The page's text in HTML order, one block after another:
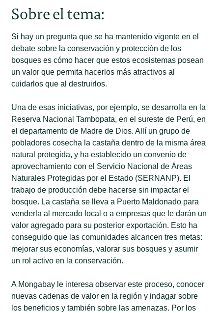
Sobre el tema:
Si hay un pregunta que se ha mantenido vigente en el
debate sobre la conservación y protección de los
bosques es cómo hacer que estos ecosistemas posean
un valor que permita hacerlos más atractivos al
cuidarlos que al destruirlos.
Una de esas iniciativas, por ejemplo, se desarrolla en la
Reserva Nacional Tambopata, en el sureste de Perú, en
el departamento de Madre de Dios. Allí un grupo de
pobladores cosecha la castaña dentro de la misma área
natural protegida, y ha establecido un convenio de
aprovechamiento con el Servicio Nacional de Áreas
Naturales Protegidas por el Estado (SERNANP). El
trabajo de producción debe hacerse sin impactar el
bosque. La castaña se lleva a Puerto Maldonado para
venderla al mercado local o a empresas que le darán un
valor agregado para su posterior exportación. Esto ha
conseguido que las comunidades alcancen tres metas:
mejorar sus economías, valorar sus bosques y asumir
un rol activo en la conservación.
A Mongabay le interesa observar este proceso, conocer
nuevas cadenas de valor en la región y indagar sobre
los beneficios y también sobre las amenazas. Por los